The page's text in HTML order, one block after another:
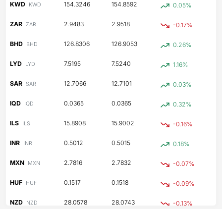
KWD KWD 154.3246 154.8592 0.05%
ZAR ZAR 2.9483 2.9518 -0.17%
BHD BHD 126.8306 126.9053 0.26%
LYD LYD 7.5195 7.5240 1.16%
SAR SAR 12.7066 12.7101 0.03%
IQD IQD 0.0365 0.0365 0.32%
ILS ILS 15.8908 15.9002 -0.16%
INR INR 0.5012 0.5015 0.18%
MXN MXN 2.7816 2.7832 -0.07%
HUF HUF 0.1517 0.1518 -0.09%
NZD NZD 28.0578 28.0743 -0.13%